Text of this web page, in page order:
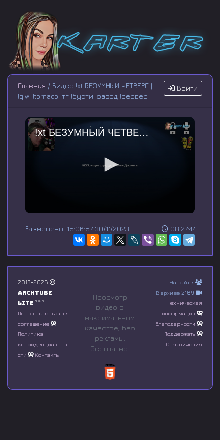
Войти
Главная / Видео !xt БЕЗУМНЫЙ ЧЕТВЕРГ |
!qiwi !tornado !тг !бусти !завод !сервер
!xt БЕЗУМНЫЙ ЧЕТВЕРГ | !qiwi !tornado !тг !бусти !завод !сервер
e
n
o
f
0
s
o
n
d
08:27:47
Размещено: 15:06:57 30/11/2023
2018-2026
Archtube
Lite 2.8.5
Пользовательское
соглашение
Политика
конфиденциально
сти
Контакты
Просмотр
видео в
максимальном
качестве, без
рeкламы,
бесплатно.
На сайте:
В архиве 2169
Техническая
информация
Благодарности
Поддержать
Ограничения